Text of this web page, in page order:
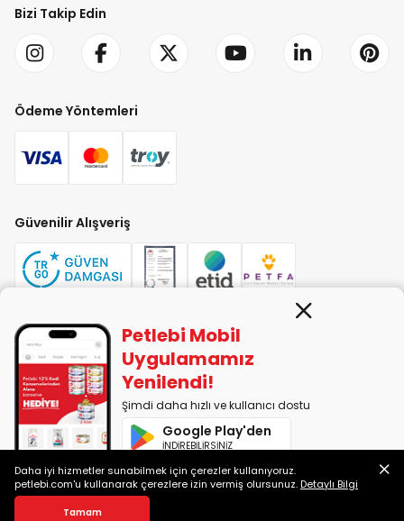
Bizi Takip Edin
Ödeme Yöntemleri
Güvenilir Alışveriş
PETLEBİ EVCİL HAYVAN ÜRÜNLERİ PAZ. SAN. TİC. LTD. ŞTİ. Alaşarköy Mah.
1. Alaşar Cad. No: 9 Osmangazi/Bursa
7290599225 vergi numarasıyla Uludağ Vergi Dairesi'ne bağlıdır.
2014-2026 © petlebi.com v11.91.0
Bursa'da sevgiyle yapıldı.
Petlebi Mobil
Uygulamamız
Yenilendi!
Şimdi daha hızlı ve kullanıcı dostu
Google Play'den
İNDİREBİLİRSİNİZ
App Store'dan
Daha iyi hizmetler sunabilmek için çerezler kullanıyoruz.
petlebi.com'u kullanarak çerezlere izin vermiş olursunuz.Detaylı Bilgi
Tamam